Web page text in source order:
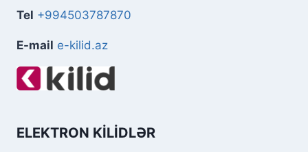
Tel +994503787870
E-mail e-kilid.az
ELEKTRON KILIDLƏR